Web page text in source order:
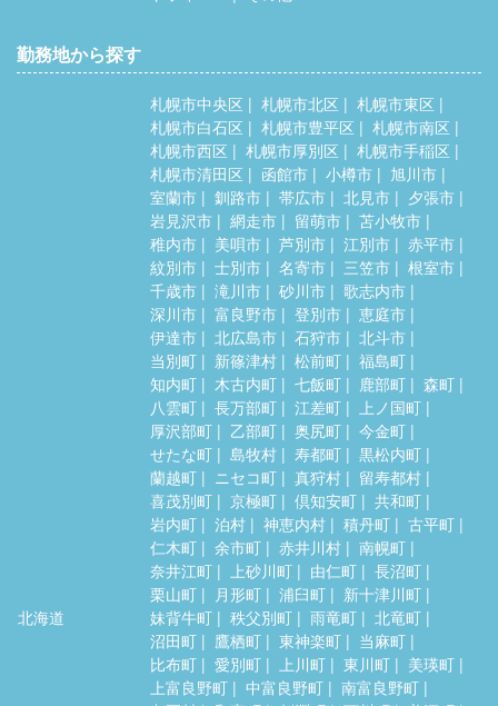
勤務地から探す
北海道
札幌市中央区 札幌市北区
札幌市東区
札幌市白石区
札幌市豊平区
札幌市南区
札幌市西区
札幌市厚別区
札幌市手稲区
札幌市清田区
函館市 小樽市
旭川市
室蘭市
釧路市 帯広市 北見市
夕張市
岩見沢市
網走市 留萌市
苫小牧市
稚内市
美唄市 芦別市 江別市
赤平市
紋別市
士別市 名寄市 三笠市
根室市
千歳市
滝川市 砂川市
歌志内市
深川市
富良野市 登別市
恵庭市
伊達市
北広島市 石狩市
北斗市
当別町
新篠津村 松前町
福島町
知内町
木古内町 七飯町 鹿部町
森町
八雲町
長万部町 江差町
上ノ国町
厚沢部町
乙部町 奥尻町
今金町
せたな町
島牧村 寿都町
黒松内町
蘭越町
ニセコ町 真狩村
留寿都村
喜茂別町
京極町 倶知安町
共和町
岩内町
泊村 神恵内村 積丹町
古平町
仁木町
余市町 赤井川村
南幌町
奈井江町
上砂川町 由仁町
長沼町
栗山町
月形町 浦臼町
新十津川町
妹背牛町
秩父別町 雨竜町
北竜町
沼田町
鷹栖町 東神楽町
当麻町
比布町
愛別町 上川町 東川町
美瑛町
上富良野町
中富良野町
南富良野町